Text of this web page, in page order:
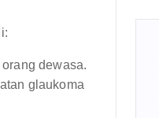
dewasa.
glaukoma